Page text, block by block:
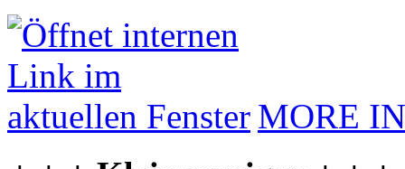
MORE